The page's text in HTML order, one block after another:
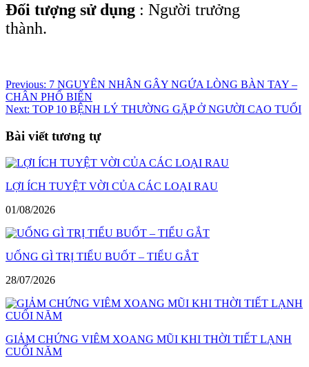
Đối tượng sử dụng : Người trưởng
thành.
Điều
hướng
viết
Previous: 7 NGUYÊN NHÂN GÂY NGỨA LÒNG BÀN TAY –
CHÂN PHỔ BIẾN
Next: TOP 10 BỆNH LÝ THƯỜNG GẶP Ở NGƯỜI CAO TUỔI
Bài viết tương tự
LỢI ÍCH TUYỆT VỜI CỦA CÁC LOẠI RAU
01/08/2026
UỐNG GÌ TRỊ TIỂU BUỐT – TIỂU GẮT
28/07/2026
GIẢM CHỨNG VIÊM XOANG MŨI KHI THỜI TIẾT LẠNH
CUỐI NĂM